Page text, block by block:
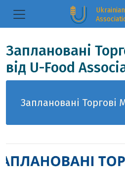
Заплановані
від U-Food
Заплановані Торгові